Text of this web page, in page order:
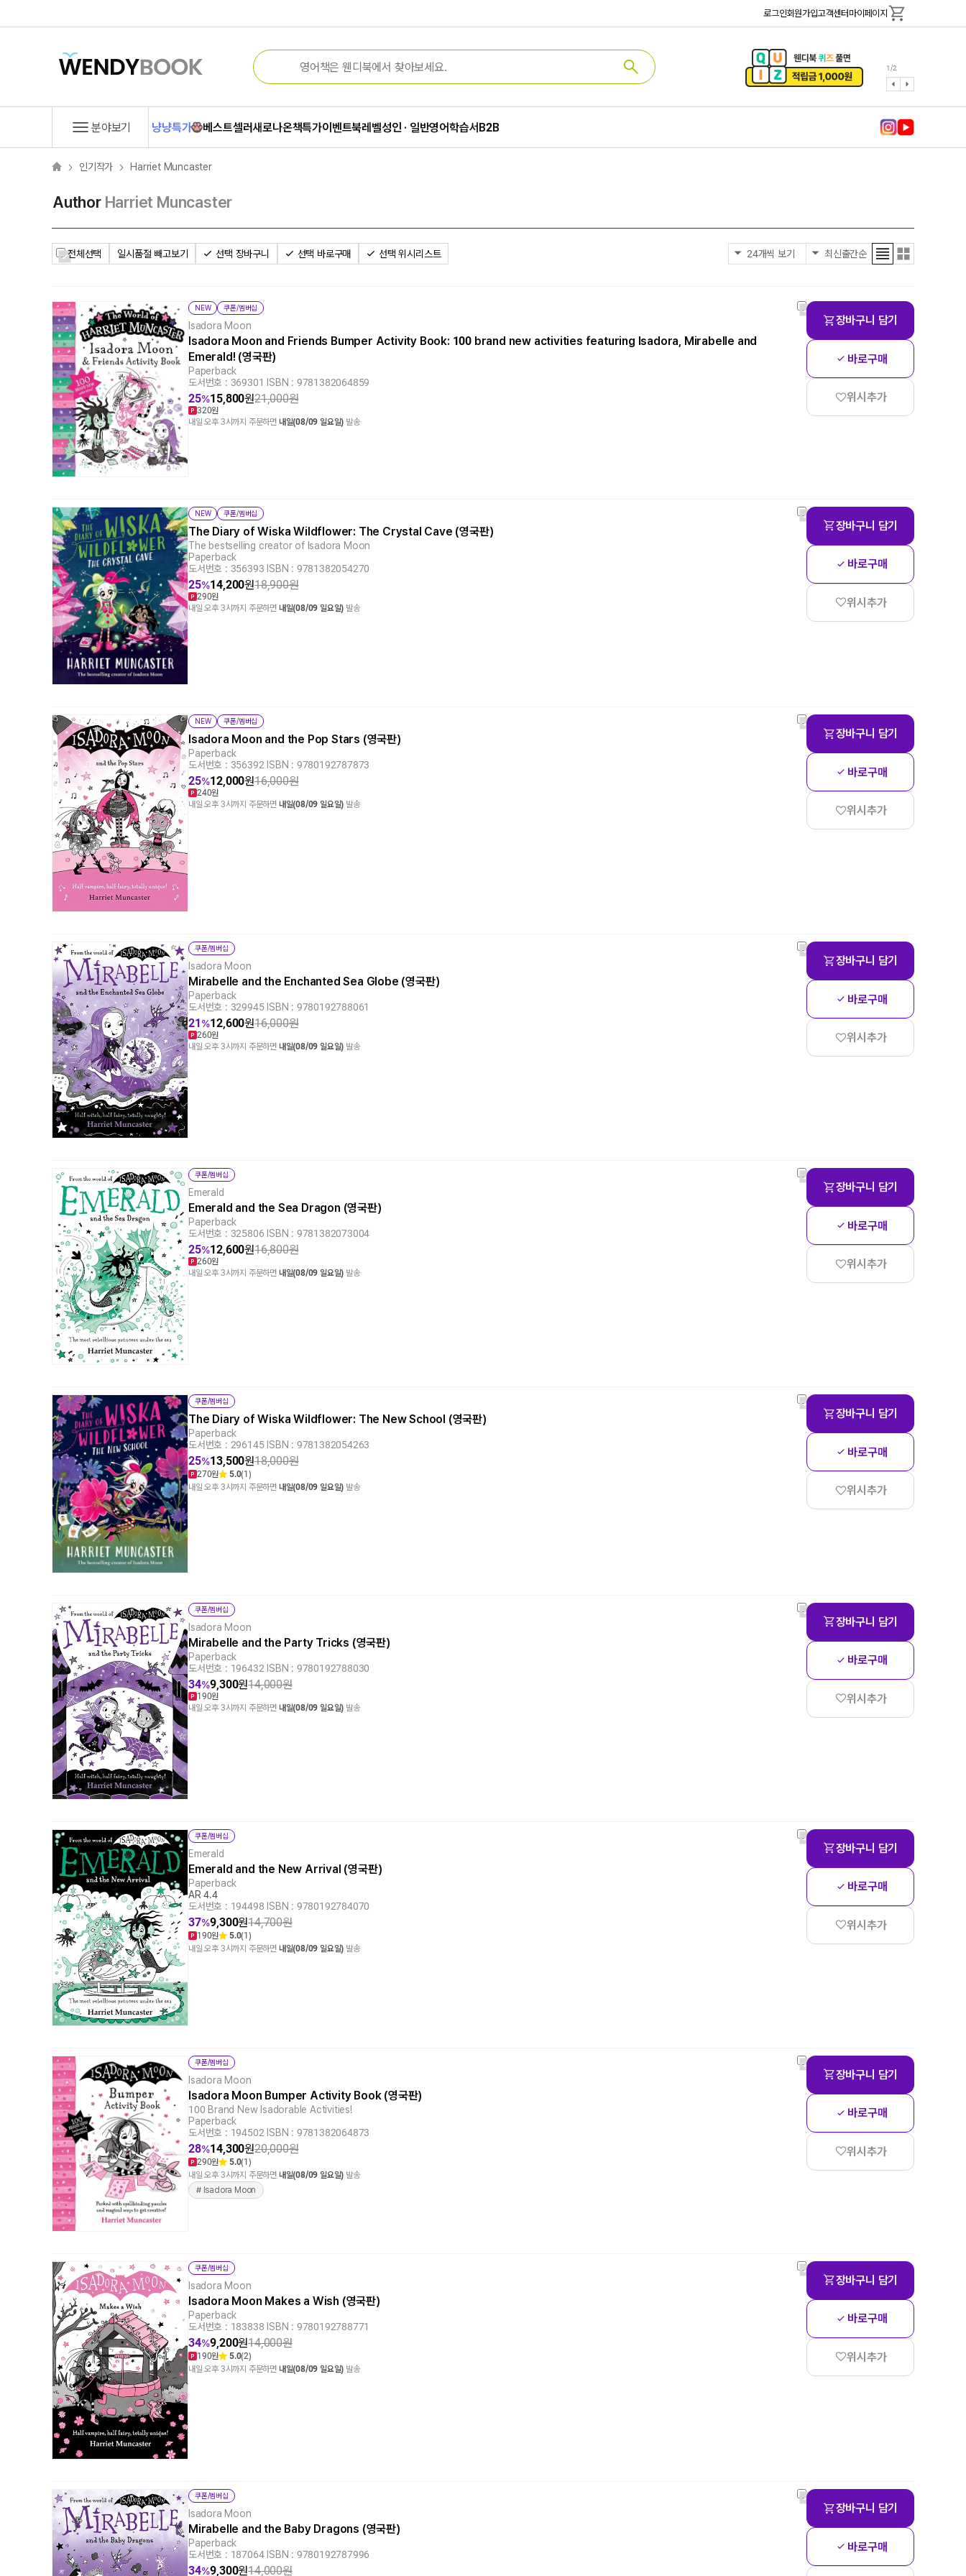
로그인회원가입고객센터 마이페이지
1/2
분야보기 냥냥특가 베스트셀러새로나온책특가이벤트북레벨성인 · 일반영어학습서B2B
인기작가 Harriet Muncaster
AuthorHarriet Muncaster
전체선택 일시품절 빼고보기 선택 장바구니 선택 바로구매 선택 위시리스트
NEW 쿠폰/멤버십
Isadora Moon
Isadora Moon and Friends Bumper Activity Book: 100 brand new activities featuring Isadora, Mirabelle and
Emerald! (영국판)
Paperback
도서번호 : 369301
ISBN : 9781382064859
25%15,800원21,000원
320원
내일 오후 3시까지 주문하면 내일(08/09 일요일) 발송
장바구니 담기
바로구매
위시추가
NEW 쿠폰/멤버십
The Diary of Wiska Wildflower: The Crystal Cave (영국판)
The bestselling creator of Isadora Moon
Paperback
도서번호 : 356393 ISBN : 9781382054270
25%14,200원18,900원
290원
내일 오후 3시까지 주문하면 내일(08/09 일요일) 발송
장바구니 담기
바로구매
위시추가
NEW 쿠폰/멤버십
Isadora Moon and the Pop Stars (영국판)
Paperback
도서번호 : 356392 ISBN : 9780192787873
25%12,000원16,000원
240원
내일 오후 3시까지 주문하면 내일(08/09 일요일) 발송
장바구니 담기
바로구매
위시추가
쿠폰/멤버십
Isadora Moon
Mirabelle and the Enchanted Sea Globe (영국판)
Paperback
도서번호 : 329945| ISBN : 9780192788061
21%12,600원16,000원
260원
내일 오후 3시까지 주문하면 내일(08/09 일요일) 발송
장바구니 담기
바로구매
위시추가
쿠폰/멤버십
Emerald
Emerald and the Sea Dragon (영국판)
Paperback
도서번호 : 325806 ISBN : 9781382073004
25%12,600원16,800원
260원
내일 오후 3시까지 주문하면 내일(08/09 일요일) 발송
장바구니 담기
바로구매
위시추가
쿠폰/멤버십
The Diary of Wiska Wildflower: The New School (영국판)
Paperback
도서번호 : 296145| ISBN : 9781382054263
25%13,500원18,000원
270원 5.0(1)
내일 오후 3시까지 주문하면 내일(08/09 일요일) 발송
장바구니 담기
바로구매
위시추가
쿠폰/멤버십
Isadora Moon
Mirabelle and the Party Tricks (영국판)
Paperback
도서번호 : 196432 ISBN : 9780192788030
34%9,300원14,000원
190원
내일 오후 3시까지 주문하면 내일(08/09 일요일) 발송
장바구니 담기
바로구매
위시추가
쿠폰/멤버십
Emerald
Emerald and the New Arrival (영국판)
Paperback
AR 4.4
도서번호 : 194498 ISBN : 9780192784070
37%9,300원14,700원
190원 5.0(1)
내일 오후 3시까지 주문하면 내일(08/09 일요일) 발송
장바구니 담기
바로구매
위시추가
쿠폰/멤버십
Isadora Moon
Isadora Moon Bumper Activity Book (영국판)
100 Brand New Isadorable Activities!
Paperback
도서번호 : 194502 ISBN : 9781382064873
28%14,300원20,000원
290원 5.0(1)
내일 오후 3시까지 주문하면 내일(08/09 일요일) 발송
# Isadora Moon
장바구니 담기
바로구매
위시추가
쿠폰/멤버십
Isadora Moon
Isadora Moon Makes a Wish (영국판)
Paperback
도서번호 : 183838 ISBN : 9780192788771
34%9,200원14,000원
190원 5.0(2)
내일 오후 3시까지 주문하면 내일(08/09 일요일) 발송
장바구니 담기
바로구매
위시추가
쿠폰/멤버십
Isadora Moon
Mirabelle and the Baby Dragons (영국판)
Paperback
도서번호 : 187064| ISBN : 9780192787996
34%9,300원14,000원
장바구니 담기
바로구매